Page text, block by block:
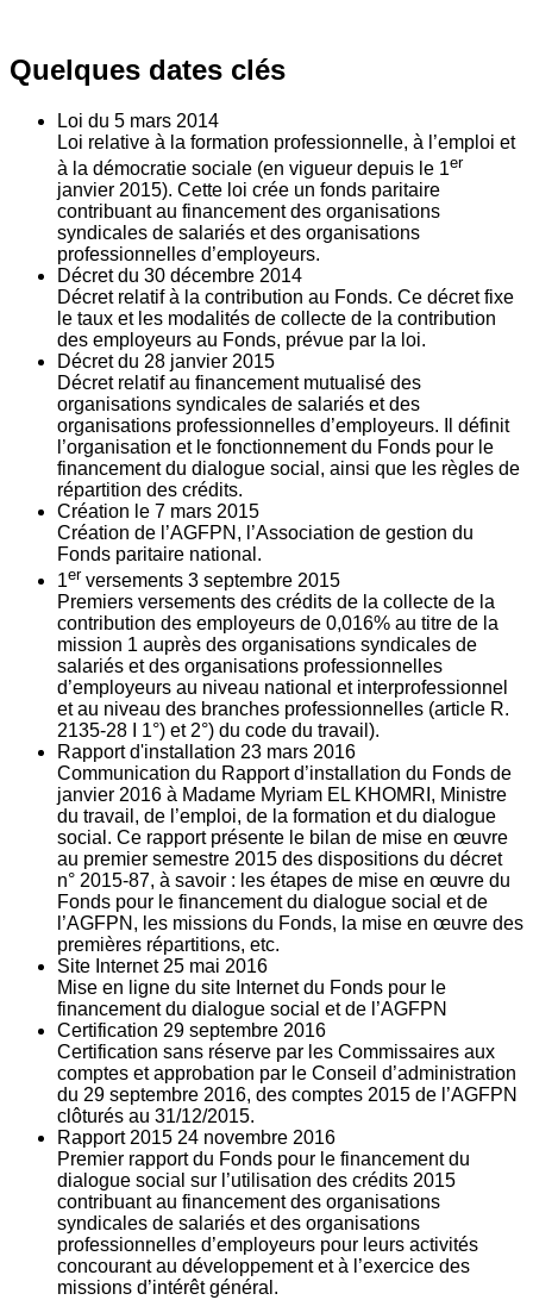
Quelques dates clés
Loi du 5 mars 2014
Loi relative à la formation professionnelle, à l’emploi et
à la démocratie sociale (en vigueur depuis le 1er
janvier 2015). Cette loi crée un fonds paritaire
contribuant au financement des organisations
syndicales de salariés et des organisations
professionnelles d’employeurs.
Décret du 30 décembre 2014
Décret relatif à la contribution au Fonds. Ce décret fixe
le taux et les modalités de collecte de la contribution
des employeurs au Fonds, prévue par la loi.
Décret du 28 janvier 2015
Décret relatif au financement mutualisé des
organisations syndicales de salariés et des
organisations professionnelles d’employeurs. Il définit
l’organisation et le fonctionnement du Fonds pour le
financement du dialogue social, ainsi que les règles de
répartition des crédits.
Création le 7 mars 2015
Création de l’AGFPN, l’Association de gestion du
Fonds paritaire national.
1er versements 3 septembre 2015
Premiers versements des crédits de la collecte de la
contribution des employeurs de 0,016% au titre de la
mission 1 auprès des organisations syndicales de
salariés et des organisations professionnelles
d’employeurs au niveau national et interprofessionnel
et au niveau des branches professionnelles (article R.
2135‐28 I 1°) et 2°) du code du travail).
Rapport d'installation 23 mars 2016
Communication du Rapport d’installation du Fonds de
janvier 2016 à Madame Myriam EL KHOMRI, Ministre
du travail, de l’emploi, de la formation et du dialogue
social. Ce rapport présente le bilan de mise en œuvre
au premier semestre 2015 des dispositions du décret
n° 2015-87, à savoir : les étapes de mise en œuvre du
Fonds pour le financement du dialogue social et de
l’AGFPN, les missions du Fonds, la mise en œuvre des
premières répartitions, etc.
Site Internet 25 mai 2016
Mise en ligne du site Internet du Fonds pour le
financement du dialogue social et de l’AGFPN
Certification 29 septembre 2016
Certification sans réserve par les Commissaires aux
comptes et approbation par le Conseil d’administration
du 29 septembre 2016, des comptes 2015 de l’AGFPN
clôturés au 31/12/2015.
Rapport 2015 24 novembre 2016
Premier rapport du Fonds pour le financement du
dialogue social sur l’utilisation des crédits 2015
contribuant au financement des organisations
syndicales de salariés et des organisations
professionnelles d’employeurs pour leurs activités
concourant au développement et à l’exercice des
missions d’intérêt général.